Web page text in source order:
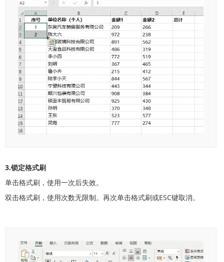
3.锁定格式刷
单击格式刷，使用一次后失效。
双击格式刷，使用次数无限制。再次单击格式刷或ESC键取消。